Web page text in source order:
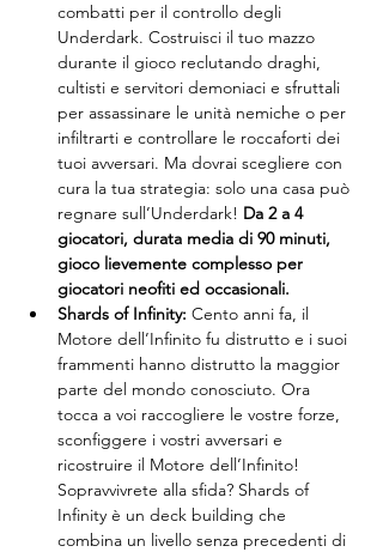
combatti per il controllo degli
Underdark. Costruisci il tuo mazzo
durante il gioco reclutando draghi,
cultisti e servitori demoniaci e sfruttali
per assassinare le unità nemiche o per
infiltrarti e controllare le roccaforti dei
tuoi avversari. Ma dovrai scegliere con
cura la tua strategia: solo una casa può
regnare sull’Underdark! Da 2 a 4
giocatori, durata media di 90 minuti,
gioco lievemente complesso per
giocatori neofiti ed occasionali.
Shards of Infinity: Cento anni fa, il
Motore dell’Infinito fu distrutto e i suoi
frammenti hanno distrutto la maggior
parte del mondo conosciuto. Ora
tocca a voi raccogliere le vostre forze,
sconfiggere i vostri avversari e
ricostruire il Motore dell’Infinito!
Sopravvivrete alla sfida? Shards of
Infinity è un deck building che
combina un livello senza precedenti di